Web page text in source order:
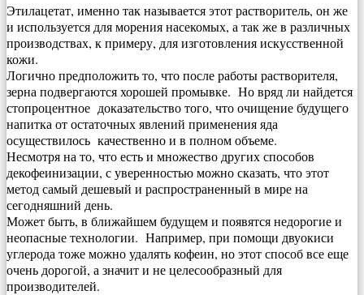
Этилацетат, именно так называется этот растворитель, он же
и используется для морения насекомых, а так же в различных
производствах, к примеру, для изготовления искусственной
кожи.
Логично предположить то, что после работы растворителя,
зерна подвергаются хорошей промывке. Но вряд ли найдется
стопроцентное доказательство того, что очищение будущего
напитка от остаточных явлений применения яда
осуществилось качественно и в полном объеме.
Несмотря на то, что есть и множество других способов
декофеинизации, с уверенностью можно сказать, что этот
метод самый дешевый и распространенный в мире на
сегодняшний день.
Может быть, в ближайшем будущем и появятся недорогие и
неопасные технологии. Например, при помощи двуокиси
углерода тоже можно удалять кофеин, но этот способ все еще
очень дорогой, а значит и не целесообразный для
производителей.